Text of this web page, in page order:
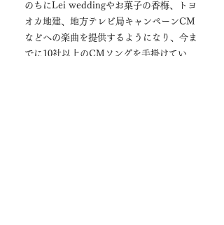
のちにLei weddingやお菓子の香梅、トヨ
オカ地建、地方テレビ局キャンペーンCM
などへの楽曲を提供するようになり、今ま
でに10社以上のCMソングを手掛けてい